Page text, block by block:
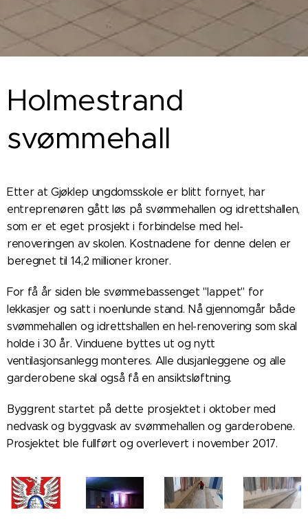
Holmestrand
svømmehall
Etter at Gjøklep ungdomsskole er blitt fornyet, har
entreprenøren gått løs på svømmehallen og idrettshallen,
som er et eget prosjekt i forbindelse med hel-
renoveringen av skolen. Kostnadene for denne delen er
beregnet til 14,2 millioner kroner.
For få år siden ble svømmebassenget "lappet" for
lekkasjer og satt i noenlunde stand. Nå gjennomgår både
svømmehallen og idrettshallen en hel-renovering som skal
holde i 30 år. Vinduene byttes ut og nytt
ventilasjonsanlegg monteres. Alle dusjanleggene og alle
garderobene skal også få en ansiktsløftning.
Byggrent startet på dette prosjektet i oktober med
nedvask og byggvask av svømmehallen og garderobene.
Prosjektet ble fullført og overlevert i november 2017.